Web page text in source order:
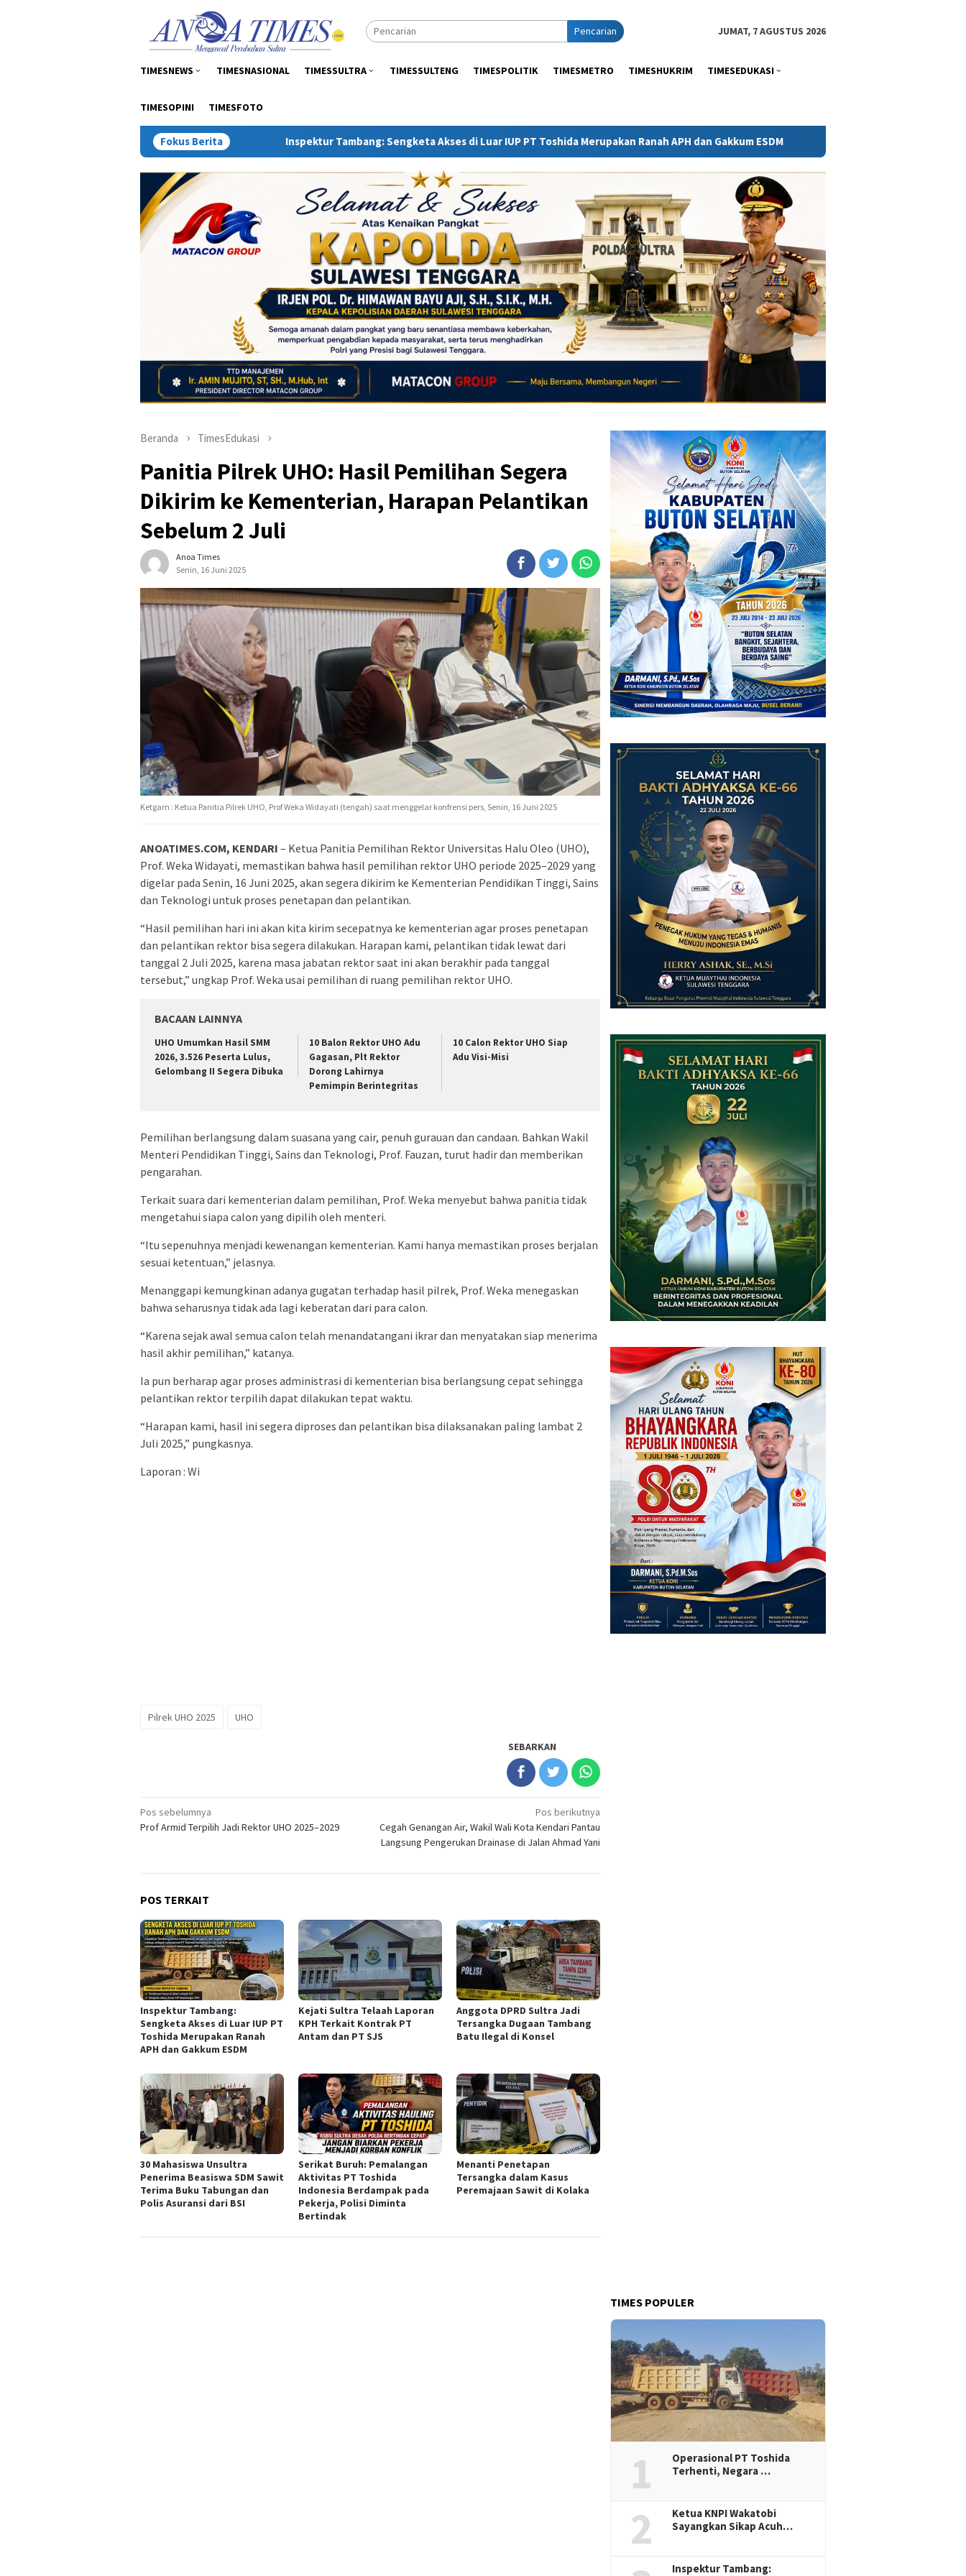
Pencarian JUMAT, 7 AGUSTUS 2026
TIMESNEWS TIMESNASIONAL TIMESSULTRA TIMESSULTENG TIMESPOLITIK TIMESMETRO TIMESHUKRIM TIMESEDUKASI
TIMESOPINI TIMESFOTO
Fokus Berita
Inspektur Tambang: Sengketa Akses di Luar IUP PT Toshida Merupakan Ranah APH dan Gakkum ESDM Kejati Sultra Telaah Laporan KPH Terkait Kontrak
Beranda TimesEdukasi
Panitia Pilrek UHO: Hasil Pemilihan Segera
Dikirim ke Kementerian, Harapan Pelantikan
Sebelum 2 Juli
Anoa Times
Senin, 16 Juni 2025
Ketgam : Ketua Panitia Pilrek UHO, Prof Weka Widayati (tengah) saat menggelar konfrensi pers, Senin, 16 Juni 2025
ANOATIMES.COM, KENDARI – Ketua Panitia Pemilihan Rektor Universitas Halu Oleo (UHO),
Prof. Weka Widayati, memastikan bahwa hasil pemilihan rektor UHO periode 2025–2029 yang
digelar pada Senin, 16 Juni 2025, akan segera dikirim ke Kementerian Pendidikan Tinggi, Sains
dan Teknologi untuk proses penetapan dan pelantikan.
“Hasil pemilihan hari ini akan kita kirim secepatnya ke kementerian agar proses penetapan
dan pelantikan rektor bisa segera dilakukan. Harapan kami, pelantikan tidak lewat dari
tanggal 2 Juli 2025, karena masa jabatan rektor saat ini akan berakhir pada tanggal
tersebut,” ungkap Prof. Weka usai pemilihan di ruang pemilihan rektor UHO.
BACAAN LAINNYA
UHO Umumkan Hasil SMM
2026, 3.526 Peserta Lulus,
Gelombang II Segera Dibuka
10 Balon Rektor UHO Adu
Gagasan, Plt Rektor
Dorong Lahirnya
Pemimpin Berintegritas
10 Calon Rektor UHO Siap
Adu Visi-Misi
Pemilihan berlangsung dalam suasana yang cair, penuh gurauan dan candaan. Bahkan Wakil
Menteri Pendidikan Tinggi, Sains dan Teknologi, Prof. Fauzan, turut hadir dan memberikan
pengarahan.
Terkait suara dari kementerian dalam pemilihan, Prof. Weka menyebut bahwa panitia tidak
mengetahui siapa calon yang dipilih oleh menteri.
“Itu sepenuhnya menjadi kewenangan kementerian. Kami hanya memastikan proses berjalan
sesuai ketentuan,” jelasnya.
Menanggapi kemungkinan adanya gugatan terhadap hasil pilrek, Prof. Weka menegaskan
bahwa seharusnya tidak ada lagi keberatan dari para calon.
“Karena sejak awal semua calon telah menandatangani ikrar dan menyatakan siap menerima
hasil akhir pemilihan,” katanya.
Ia pun berharap agar proses administrasi di kementerian bisa berlangsung cepat sehingga
pelantikan rektor terpilih dapat dilakukan tepat waktu.
“Harapan kami, hasil ini segera diproses dan pelantikan bisa dilaksanakan paling lambat 2
Juli 2025,” pungkasnya.
Laporan : Wi
Pilrek UHO 2025 UHO
SEBARKAN
Navigasi
pos
Pos sebelumnya
Prof Armid Terpilih Jadi Rektor UHO 2025–2029
Pos berikutnya
Cegah Genangan Air, Wakil Wali Kota Kendari Pantau
Langsung Pengerukan Drainase di Jalan Ahmad Yani
POS TERKAIT
Inspektur Tambang:
Sengketa Akses di Luar IUP PT
Toshida Merupakan Ranah
APH dan Gakkum ESDM
Kejati Sultra Telaah Laporan
KPH Terkait Kontrak PT
Antam dan PT SJS
Anggota DPRD Sultra Jadi
Tersangka Dugaan Tambang
Batu Ilegal di Konsel
30 Mahasiswa Unsultra
Penerima Beasiswa SDM Sawit
Terima Buku Tabungan dan
Polis Asuransi dari BSI
Serikat Buruh: Pemalangan
Aktivitas PT Toshida
Indonesia Berdampak pada
Pekerja, Polisi Diminta
Bertindak
Menanti Penetapan
Tersangka dalam Kasus
Peremajaan Sawit di Kolaka
TIMES POPULER
1
Operasional PT Toshida
Terhenti, Negara …
2
Ketua KNPI Wakatobi
Sayangkan Sikap Acuh…
Inspektur Tambang: